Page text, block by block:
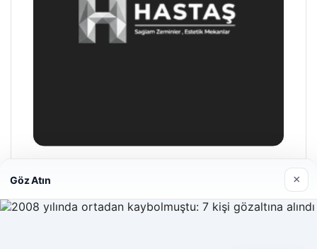
Hastaş Beton
Göz Atın ×